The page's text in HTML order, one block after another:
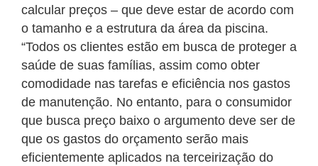
calcular preços – que deve estar de acordo com
o tamanho e a estrutura da área da piscina.
“Todos os clientes estão em busca de proteger a
saúde de suas famílias, assim como obter
comodidade nas tarefas e eficiência nos gastos
de manutenção. No entanto, para o consumidor
que busca preço baixo o argumento deve ser de
que os gastos do orçamento serão mais
eficientemente aplicados na terceirização do